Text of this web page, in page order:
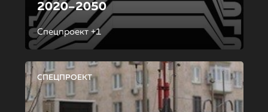
2020–2050
Спецпроект +1
СПЕЦПРОЕКТ